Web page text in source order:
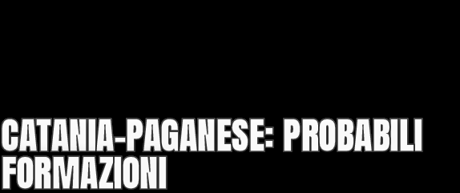
CATANIA-PAGANESE: PROBABILI
FORMAZIONI